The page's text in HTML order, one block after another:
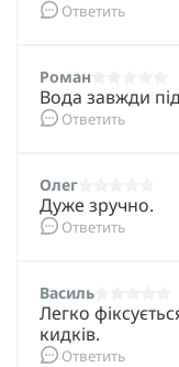
Defence Ukraine
гидратор и
Ответить
Роман
Вода завжди
Ответить
Олег
Дуже зручно.
Ответить
Василь
Легко
кидків.
Ответить